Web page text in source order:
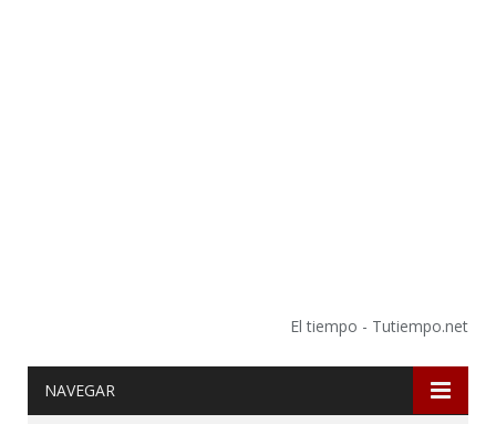
El tiempo - Tutiempo.net
NAVEGAR